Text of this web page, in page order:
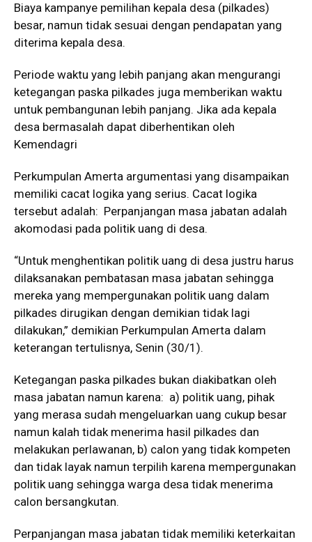
Biaya kampanye pemilihan kepala desa (pilkades)
besar, namun tidak sesuai dengan pendapatan yang
diterima kepala desa.
Periode waktu yang lebih panjang akan mengurangi
ketegangan paska pilkades juga memberikan waktu
untuk pembangunan lebih panjang. Jika ada kepala
desa bermasalah dapat diberhentikan oleh
Kemendagri
Perkumpulan Amerta argumentasi yang disampaikan
memiliki cacat logika yang serius. Cacat logika
tersebut adalah: Perpanjangan masa jabatan adalah
akomodasi pada politik uang di desa.
“Untuk menghentikan politik uang di desa justru harus
dilaksanakan pembatasan masa jabatan sehingga
mereka yang mempergunakan politik uang dalam
pilkades dirugikan dengan demikian tidak lagi
dilakukan,” demikian Perkumpulan Amerta dalam
keterangan tertulisnya, Senin (30/1).
Ketegangan paska pilkades bukan diakibatkan oleh
masa jabatan namun karena: a) politik uang, pihak
yang merasa sudah mengeluarkan uang cukup besar
namun kalah tidak menerima hasil pilkades dan
melakukan perlawanan, b) calon yang tidak kompeten
dan tidak layak namun terpilih karena mempergunakan
politik uang sehingga warga desa tidak menerima
calon bersangkutan.
Perpanjangan masa jabatan tidak memiliki keterkaitan